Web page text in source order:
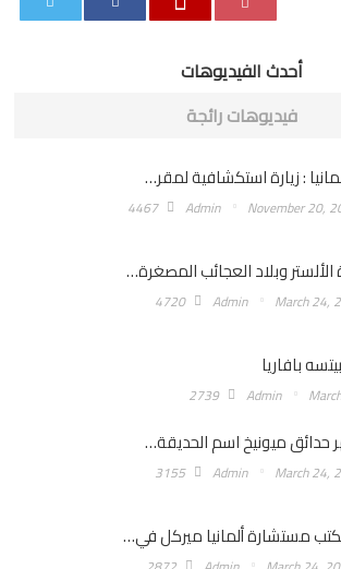
أحدث الفيديوهات
فيديوهات رائجة
: زيارة استكشافية لمقر…
November 20,
Admin
4467
الألستر وبلاد العجائب المصغرة…
March 24,
Admin
4720
بافاريا
Admin
2739
حدائق ميونيخ اسم الحديقة…
March 24,
Admin
3155
مستشارة ألمانيا ميركل في…